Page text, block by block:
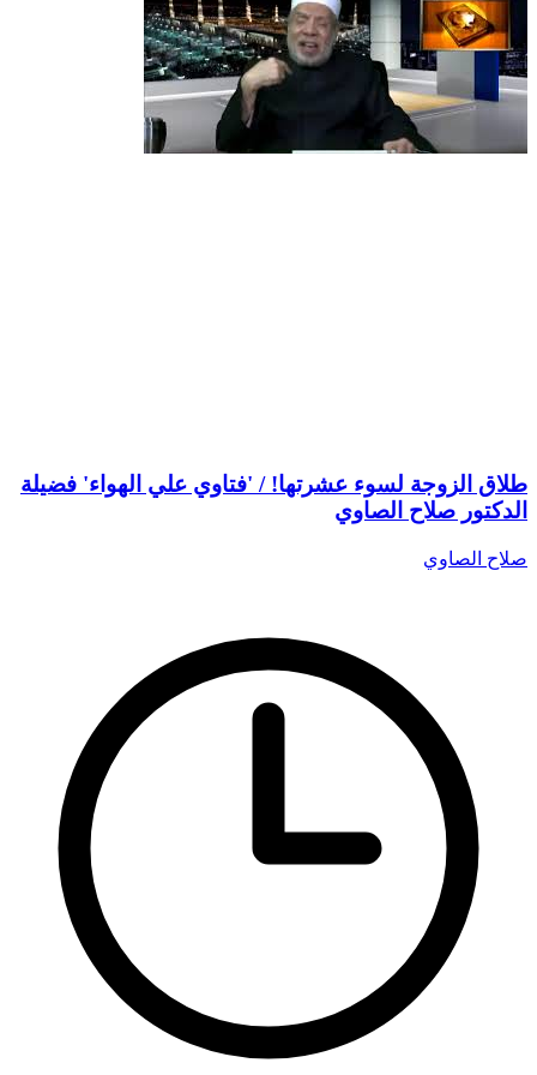
طلاق الزوجة لسوء عشرتها! / 'فتاوي علي الهواء' فضيلة
الدكتور صلاح الصاوي
صلاح الصاوي